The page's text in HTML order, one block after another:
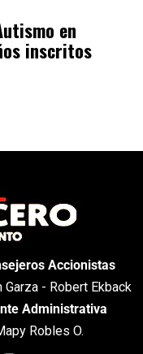
en
inscritos
Accionistas
Garza - Robert Ekback
Administrativa
Robles O.